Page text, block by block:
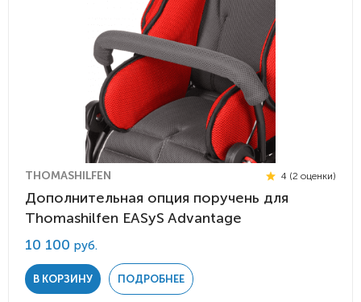
THOMASHILFEN 4 (2 оценки)
Дополнительная опция поручень для
Thomashilfen EASyS Advantage
10 100 руб.
В КОРЗИНУ ПОДРОБНЕЕ